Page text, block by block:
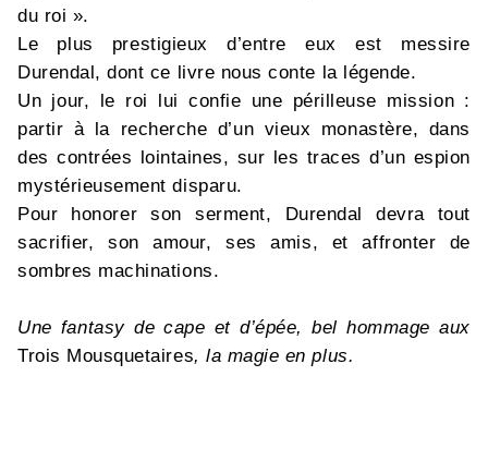
du roi ».
Le plus prestigieux d’entre eux est messire
Durendal, dont ce livre nous conte la légende.
Un jour, le roi lui confie une périlleuse mission :
partir à la recherche d’un vieux monastère, dans
des contrées lointaines, sur les traces d’un espion
mystérieusement disparu.
Pour honorer son serment, Durendal devra tout
sacrifier, son amour, ses amis, et affronter de
sombres machinations.
Une fantasy de cape et d’épée, bel hommage aux
Trois Mousquetaires, la magie en plus.